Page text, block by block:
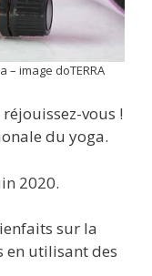
– image doTERRA
vous !
du yoga.
2020.
sur la
en utilisant des